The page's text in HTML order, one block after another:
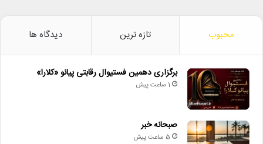
محبوب تازه ترین دیدگاه ها
برگزاری دهمین فستیوال رقابتی پیانو «کلارا»
1 ساعت پیش
صبحانه خبر
5 ساعت پیش